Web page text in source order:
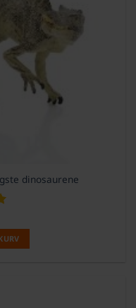
dinosaurene